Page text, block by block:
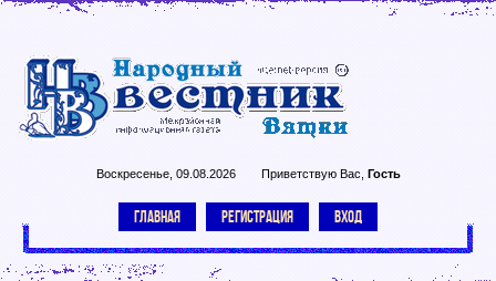
Воскресенье, 09.08.2026 Приветствую Вас Гость
ГЛАВНАЯ РЕГИСТРАЦИЯ ВХОД